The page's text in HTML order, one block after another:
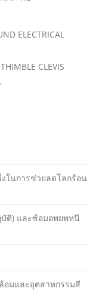
ELECTRICAL
CLEVIS
ในการช่วยลดโลกร้อน
ติ) และซ้อมอพยพหนี
อมและอุตสาหกรรมสี